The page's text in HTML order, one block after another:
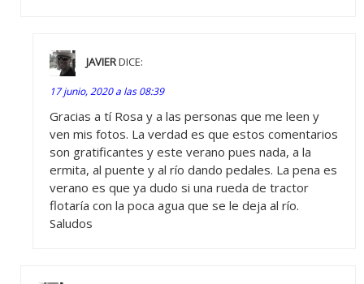
JAVIERDICE:
17 junio, 2020 a las 08:39
Gracias a tí Rosa y a las personas que me leen y
ven mis fotos. La verdad es que estos comentarios
son gratificantes y este verano pues nada, a la
ermita, al puente y al río dando pedales. La pena es
verano es que ya dudo si una rueda de tractor
flotaría con la poca agua que se le deja al río.
Saludos